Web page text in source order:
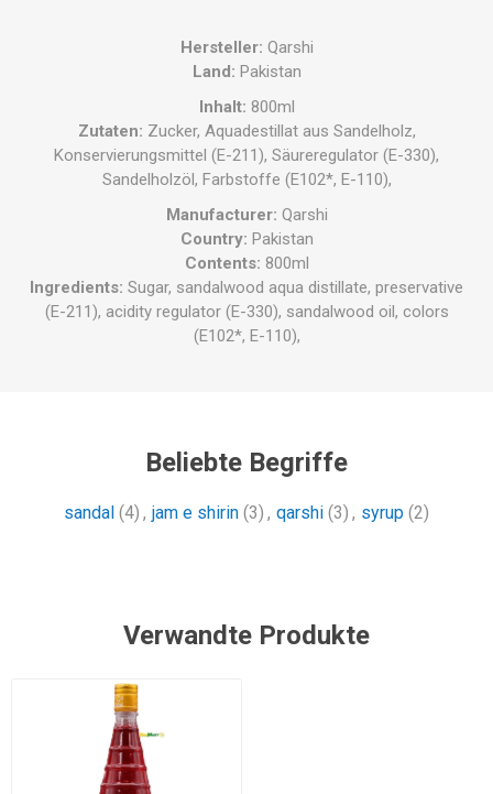
Hersteller: Qarshi
Land: Pakistan
Inhalt: 800ml
Zutaten: Zucker, Aquadestillat aus Sandelholz,
Konservierungsmittel (E-211), Säureregulator (E-330),
Sandelholzöl, Farbstoffe (E102*, E-110),
Manufacturer: Qarshi
Country: Pakistan
Contents: 800ml
Ingredients: Sugar, sandalwood aqua distillate, preservative
(E-211), acidity regulator (E-330), sandalwood oil, colors
(E102*, E-110),
Beliebte Begriffe
sandal (4) , jam e shirin (3) , qarshi (3) , syrup (2)
Verwandte Produkte